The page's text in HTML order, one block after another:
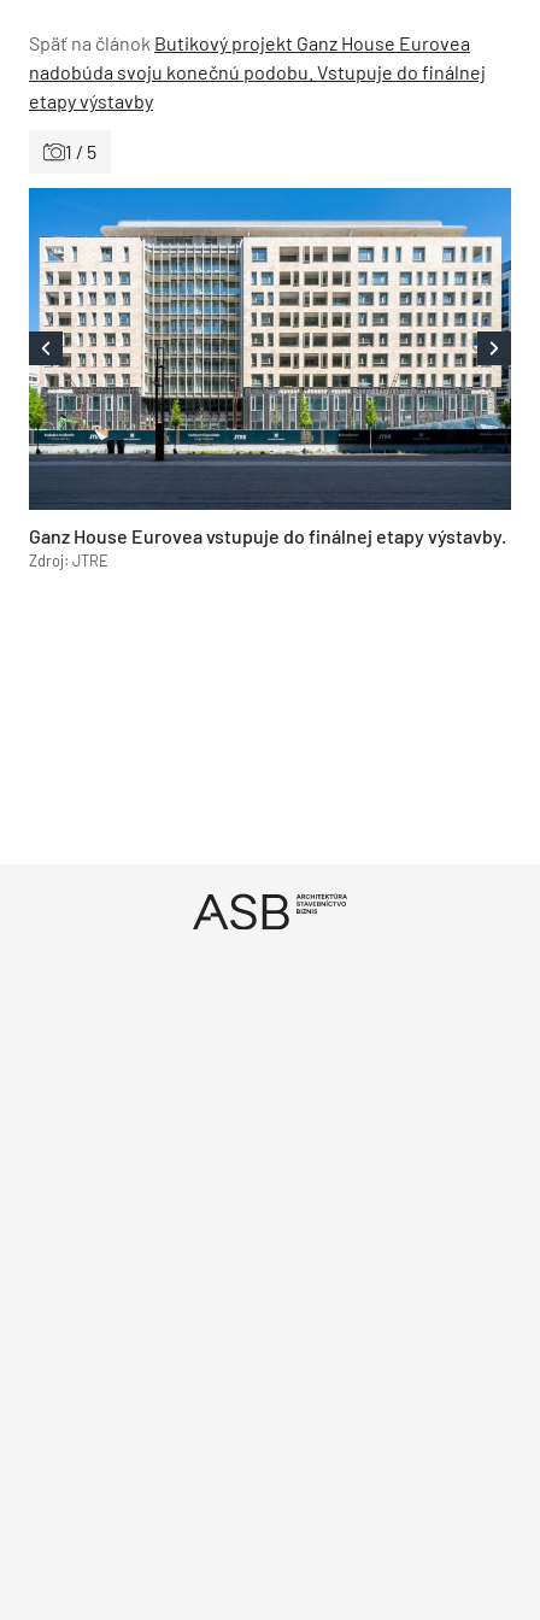
Späť na článok Butikový projekt Ganz House Eurovea
nadobúda svoju konečnú podobu. Vstupuje do finálnej
etapy výstavby
1 / 5
Ganz House Eurovea vstupuje do finálnej etapy výstavby.
Zdroj: JTRE